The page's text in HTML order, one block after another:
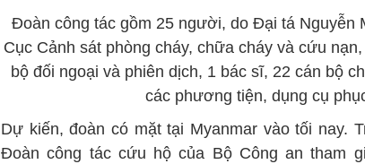
Đoàn công tác gồm 25 người, do Đại tá Nguyễn
Cục Cảnh sát phòng cháy, chữa cháy và cứu
bộ đối ngoại và phiên dịch, 1 bác sĩ, 22 cán bộ
các phương tiện, dụng cụ
Dự kiến, đoàn có mặt tại Myanmar vào tối nay.
Đoàn công tác cứu hộ của Bộ Công an tham